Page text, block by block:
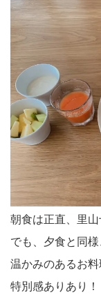
朝食は正直、里山
でも、夕食と同
温かみのあるお
特別感ありあり！